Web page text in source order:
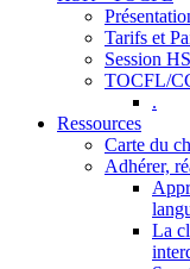
Tarifs et
Session
TOCFL/
.
Ressources
Carte du
Adhérer,
La